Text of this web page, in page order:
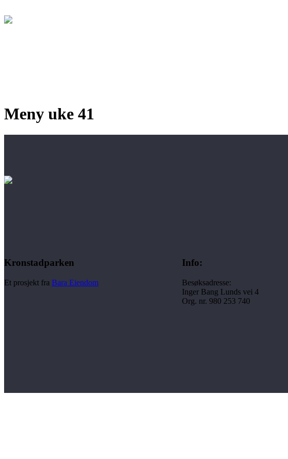
Meny uke 41
Kronstadparken
Et prosjekt fra Bara Eiendom
Info:
Besøksadresse:
Inger Bang Lunds vei 4
Org. nr. 980 253 740